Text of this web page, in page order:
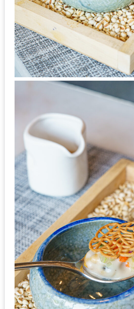
ฟรี
LINE
GIFTCODE!
ลายแทง
ความ
อร่อย
เชียงใหม่
ลุ้น
บัตร
ฟรี
ที่
LE
CRYSTAL
เชียงใหม่
ฟรี
2
ท่าน